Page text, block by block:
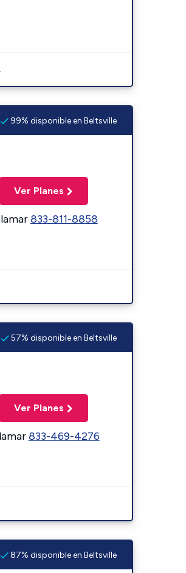
99% disponible en Beltsville
Ver Planes
833-811-8858
57% disponible en Beltsville
Ver Planes
833-469-4276
87% disponible en Beltsville